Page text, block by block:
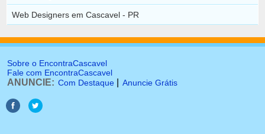
Web Designers em Cascavel - PR
Sobre o EncontraCascavel
Fale com EncontraCascavel
ANUNCIE: Com Destaque Anuncie Grátis